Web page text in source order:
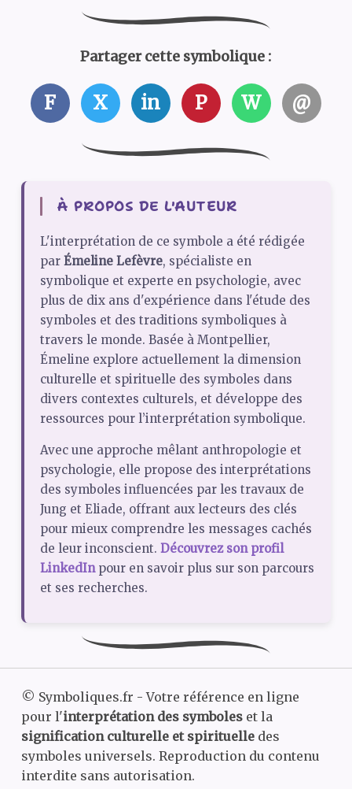
Partager cette symbolique :
F X in P W @
À PROPOS DE L'AUTEUR
L'interprétation de ce symbole a été rédigée
par Émeline Lefèvre, spécialiste en
symbolique et experte en psychologie, avec
plus de dix ans d'expérience dans l'étude des
symboles et des traditions symboliques à
travers le monde. Basée à Montpellier,
Émeline explore actuellement la dimension
culturelle et spirituelle des symboles dans
divers contextes culturels, et développe des
ressources pour l’interprétation symbolique.
Avec une approche mêlant anthropologie et
psychologie, elle propose des interprétations
des symboles influencées par les travaux de
Jung et Eliade, offrant aux lecteurs des clés
pour mieux comprendre les messages cachés
de leur inconscient. Découvrez son profil
LinkedInpour en savoir plus sur son parcours
et ses recherches.
© Symboliques.fr - Votre référence en ligne
pour l'interprétation des symboleset la
signification culturelle et spirituelledes
symboles universels. Reproduction du contenu
interdite sans autorisation.